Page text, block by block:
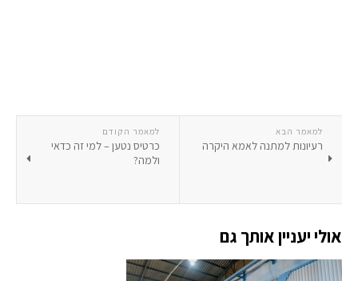
למאמר הקודם
כרטיס נטען – למי זה כדאי
ולמה?
למאמר הבא
רעיונות למתנה לאמא היקרה
אולי יעניין אותך גם